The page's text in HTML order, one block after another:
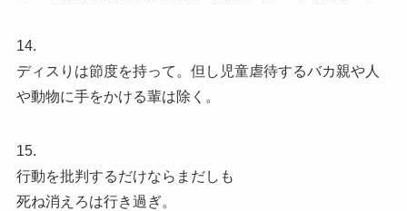
14.
ディスりは節度を持って。但し児童虐待するバカ親や人
や動物に手をかける輩は除く。
15.
行動を批判するだけならまだしも
死ね消えろは行き過ぎ。